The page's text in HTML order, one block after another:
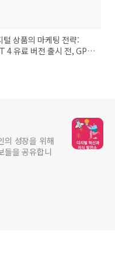
털 상품의 마케팅 전략:
4 유료 버전 출시 전, GPT
의 성장을 위해
들을 공유합니